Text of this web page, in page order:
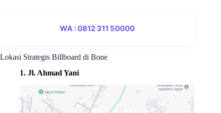
WA : 0812 311 50000
Lokasi Strategis Billboard di Bone
1. Jl. Ahmad Yani